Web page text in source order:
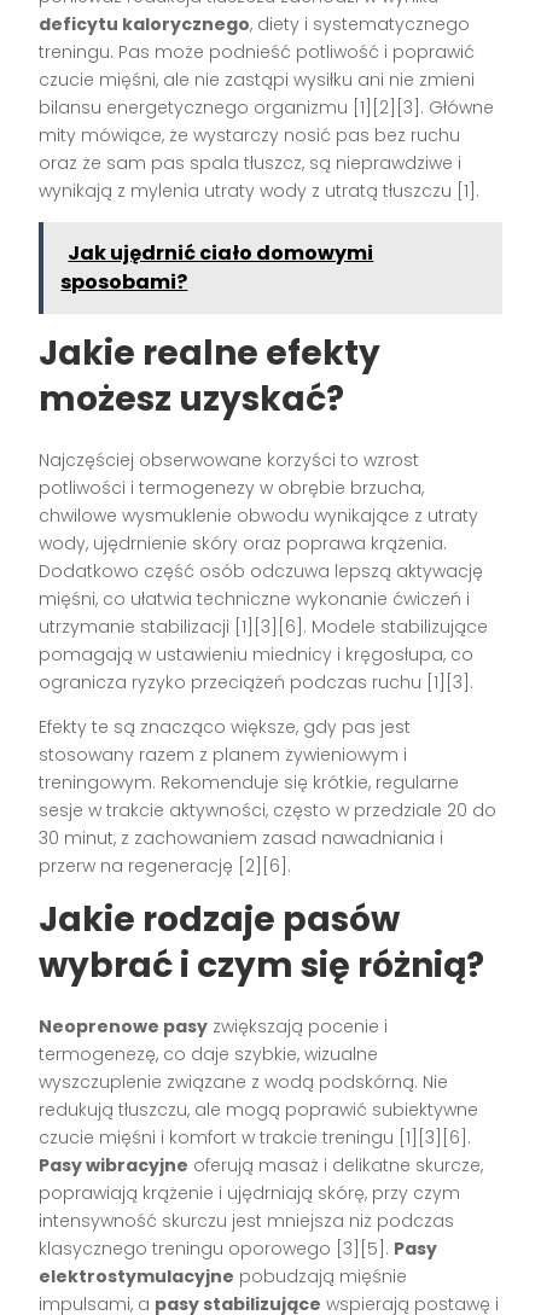
deficytu kalorycznego, diety i systematycznego
treningu. Pas może podnieść potliwość i poprawić
czucie mięśni, ale nie zastąpi wysiłku ani nie zmieni
bilansu energetycznego organizmu [1][2][3]. Główne
mity mówiące, że wystarczy nosić pas bez ruchu
oraz że sam pas spala tłuszcz, są nieprawdziwe i
wynikają z mylenia utraty wody z utratą tłuszczu [1].
Jak ujędrnić ciało domowymi
sposobami?
Jakie realne efekty
możesz uzyskać?
Najczęściej obserwowane korzyści to wzrost
potliwości i termogenezy w obrębie brzucha,
chwilowe wysmuklenie obwodu wynikające z utraty
wody, ujędrnienie skóry oraz poprawa krążenia.
Dodatkowo część osób odczuwa lepszą aktywację
mięśni, co ułatwia techniczne wykonanie ćwiczeń i
utrzymanie stabilizacji [1][3][6]. Modele stabilizujące
pomagają w ustawieniu miednicy i kręgosłupa, co
ogranicza ryzyko przeciążeń podczas ruchu [1][3].
Efekty te są znacząco większe, gdy pas jest
stosowany razem z planem żywieniowym i
treningowym. Rekomenduje się krótkie, regularne
sesje w trakcie aktywności, często w przedziale 20 do
30 minut, z zachowaniem zasad nawadniania i
przerw na regenerację [2][6].
Jakie rodzaje pasów
wybrać i czym się różnią?
Neoprenowe pasy zwiększają pocenie i
termogenezę, co daje szybkie, wizualne
wyszczuplenie związane z wodą podskórną. Nie
redukują tłuszczu, ale mogą poprawić subiektywne
czucie mięśni i komfort w trakcie treningu [1][3][6].
Pasy wibracyjne oferują masaż i delikatne skurcze,
poprawiają krążenie i ujędrniają skórę, przy czym
intensywność skurczu jest mniejsza niż podczas
klasycznego treningu oporowego [3][5]. Pasy
elektrostymulacyjne pobudzają mięśnie
impulsami, a pasy stabilizujące wspierają postawę i